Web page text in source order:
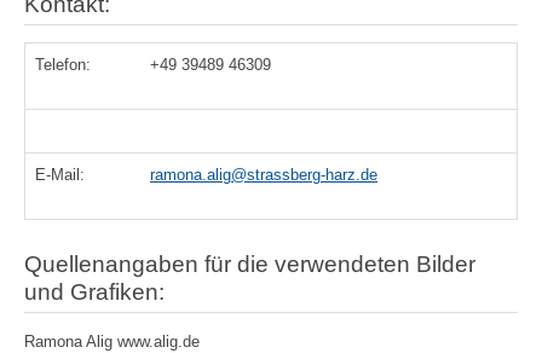
Telefon: +49 39489 46309
E-Mail: ramona.alig@strassberg-harz.de
Quellenangaben für die verwendeten Bilder
und Grafiken:
Ramona Alig www.alig.de